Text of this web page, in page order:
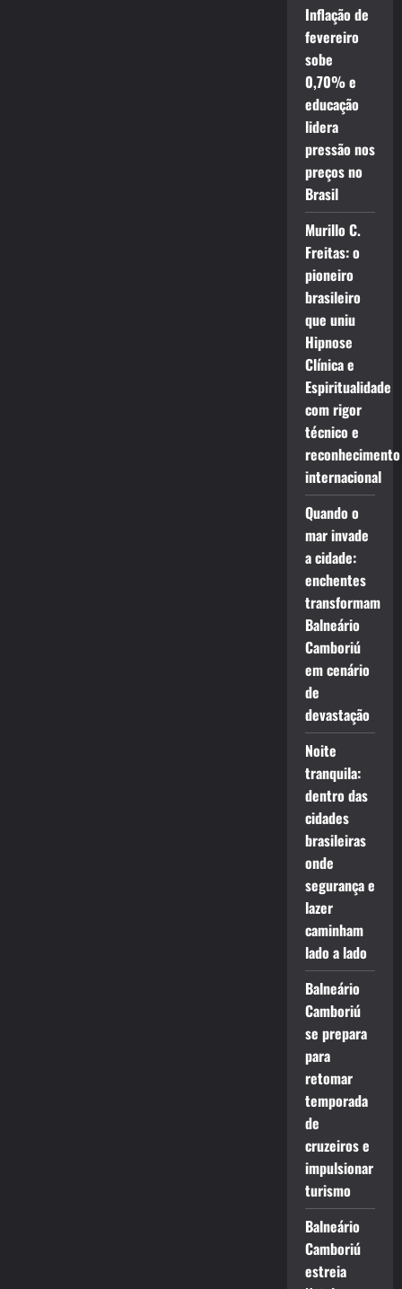
Inflação de
fevereiro
sobe
0,70% e
educação
lidera
pressão nos
preços no
Brasil
Murillo C.
Freitas: o
pioneiro
brasileiro
que uniu
Hipnose
Clínica e
Espiritualidade
com rigor
técnico e
reconhecimento
internacional
Quando o
mar invade
a cidade:
enchentes
transformam
Balneário
Camboriú
em cenário
de
devastação
Noite
tranquila:
dentro das
cidades
brasileiras
onde
segurança e
lazer
caminham
lado a lado
Balneário
Camboriú
se prepara
para
retomar
temporada
de
cruzeiros e
impulsionar
turismo
Balneário
Camboriú
estreia